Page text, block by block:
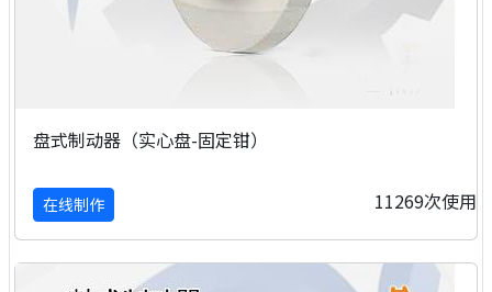
盘式制动器（实心盘-固定钳）
在线制作 11269次使用